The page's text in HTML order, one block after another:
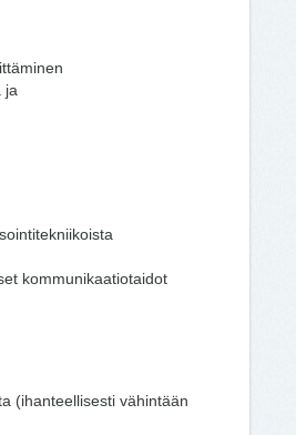
ja
kommunikaatiotaidot
(ihanteellisesti vähintään